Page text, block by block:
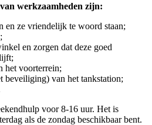
werkzaamheden zijn:
en ze vriendelijk te woord staan;
en zorgen dat deze goed
het voorterrein;
beveiliging) van het tankstation;
voor 8-16 uur. Het is
als de zondag beschikbaar bent.